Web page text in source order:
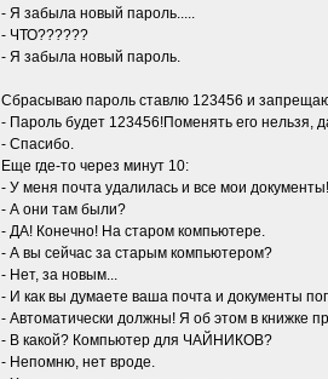
- Я забыла новый пароль.....
- ЧТО??????
- Я забыла новый пароль.
Сбрасываю пароль ставлю 123456 и
- Пароль будет 123456!Поменять его нельзя,
- Спасибо.
Еще где-то через минут 10:
- У меня почта удалилась и все мои документы!
- А они там были?
- ДА! Конечно! На старом компьютере.
- А вы сейчас за старым компьютером?
- Нет, за новым...
- И как вы думаете ваша почта и документы
- Автоматически должны! Я об этом в книжке
- В какой? Компьютер для ЧАЙНИКОВ?
- Непомню, нет вроде.